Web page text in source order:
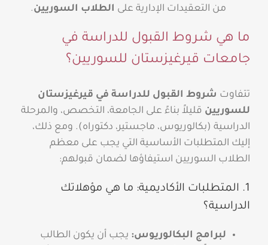
من التعقيدات الإدارية على الطلاب السوريين.
ما هي شروط القبول للدراسة في
جامعات قيرغيزستان للسوريين؟
تتفاوت شروط القبول للدراسة في قيرغيزستان
للسوريين قليلاً بناءً على الجامعة، التخصص، والمرحلة
الدراسية (بكالوريوس، ماجستير، دكتوراه). ومع ذلك،
إليك المتطلبات الأساسية التي يجب على معظم
الطلاب السوريين استيفاؤها لضمان قبولهم:
1. المتطلبات الأكاديمية: ما هي مؤهلاتك
الدراسية؟
لبرامج البكالوريوس: يجب أن يكون الطالب